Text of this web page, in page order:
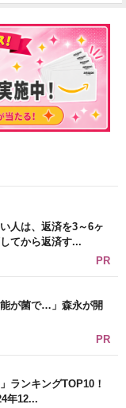
人は、返済を3～6ヶ
てから返済す...
PR
能が菌で…」森永が開
PR
ランキングTOP10！
年12...